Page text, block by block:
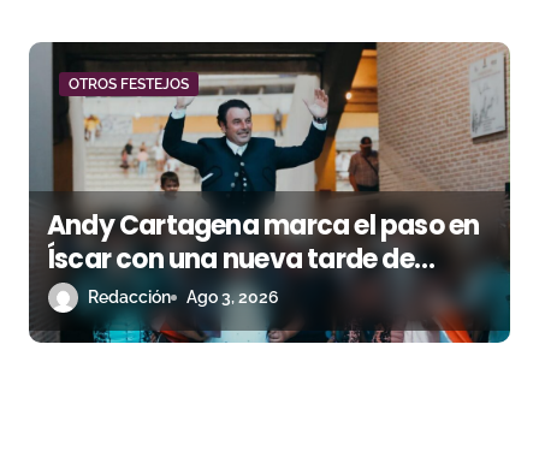
OTROS FESTEJOS
Andy Cartagena marca el paso en
Íscar con una nueva tarde de
triunfoRedacción Ago 3, 2026